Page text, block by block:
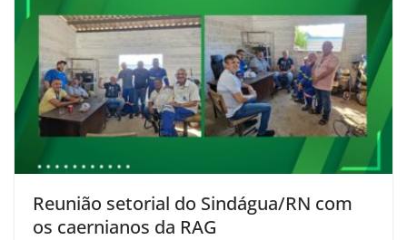
Reunião setorial do Sindágua/RN com
os caernianos da RAG